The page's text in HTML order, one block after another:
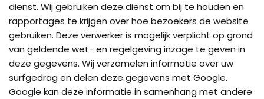
dienst. Wij gebruiken deze dienst om bij te houden en
rapportages te krijgen over hoe bezoekers de website
gebruiken. Deze verwerker is mogelijk verplicht op grond
van geldende wet- en regelgeving inzage te geven in
deze gegevens. Wij verzamelen informatie over uw
surfgedrag en delen deze gegevens met Google.
Google kan deze informatie in samenhang met andere